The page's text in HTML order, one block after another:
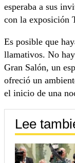
esperaba a sus
con la exposición
Es posible que
llamativos. No
Gran Salón, un
ofreció un
el inicio de una
Lee